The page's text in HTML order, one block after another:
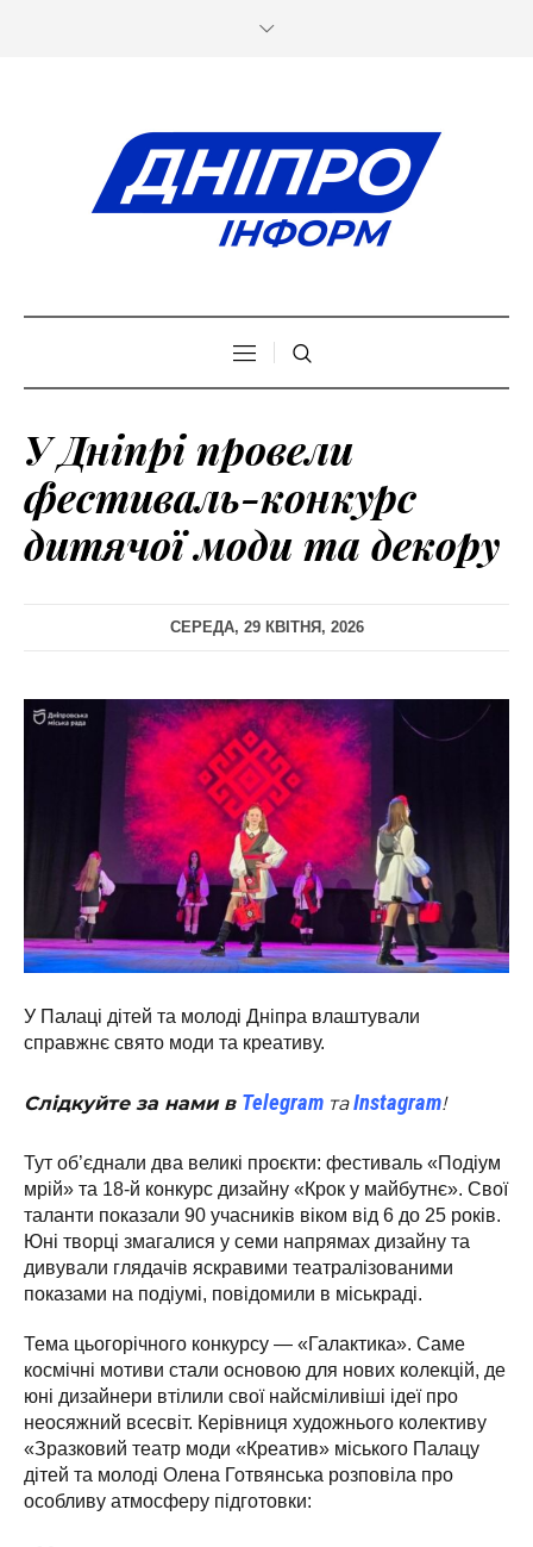
У Дніпрі провели
фестиваль-конкурс
дитячої моди та декору
СЕРЕДА, 29 КВІТНЯ, 2026
У Палаці дітей та молоді Дніпра влаштували
справжнє свято моди та креативу.
Слідкуйте за нами в Telegram таInstagram!
Тут об’єднали два великі проєкти: фестиваль «Подіум
мрій» та 18-й конкурс дизайну «Крок у майбутнє». Свої
таланти показали 90 учасників віком від 6 до 25 років.
Юні творці змагалися у семи напрямах дизайну та
дивували глядачів яскравими театралізованими
показами на подіумі, повідомили в міськраді.
Тема цьогорічного конкурсу — «Галактика». Саме
космічні мотиви стали основою для нових колекцій, де
юні дизайнери втілили свої найсміливіші ідеї про
неосяжний всесвіт. Керівниця художнього колективу
«Зразковий театр моди «Креатив» міського Палацу
дітей та молоді Олена Готвянська розповіла про
особливу атмосферу підготовки: